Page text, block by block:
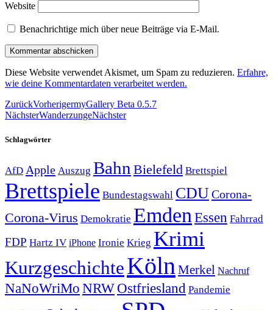
Website
Benachrichtige mich über neue Beiträge via E-Mail.
Diese Website verwendet Akismet, um Spam zu reduzieren. Erfahre,
wie deine Kommentardaten verarbeitet werden.
ZurückVorherigermyGallery Beta 0.5.7
NächsterWanderzungeNächster
Schlagwörter
AfD Apple Auszug Bahn Bielefeld Brettspiel
Brettspiele Bundestagswahl CDUCorona-
Corona-Virus Demokratie Emden Essen Fahrrad
FDP Hartz IV iPhone Ironie Krieg Krimi
KurzgeschichteKöln Merkel Nachruf
NaNoWriMo NRWOstfriesland Pandemie